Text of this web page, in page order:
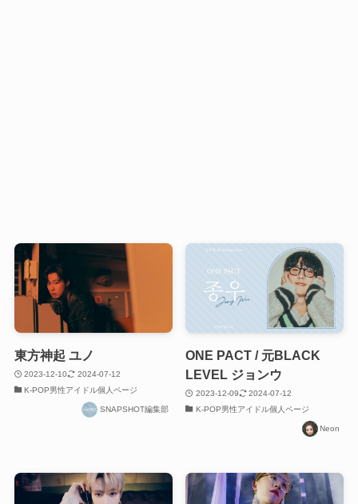
東方神起 ユノ
2023-12-10
2024-07-12
K-POP男性アイドル個人ページ
SNAPSHOT編集部
ONE PACT / 元BLACK
LEVEL ジョンウ
2023-12-09
2024-07-12
K-POP男性アイドル個人ページ
Neon